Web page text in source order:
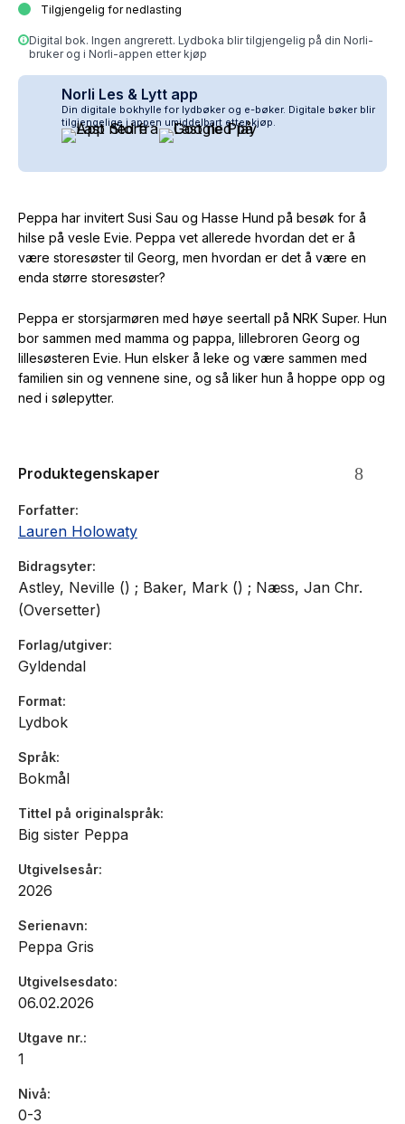
Tilgjengelig for nedlasting
Digital bok. Ingen angrerett. Lydboka blir tilgjengelig på din Norli-
bruker og i Norli-appen etter kjøp
Norli Les & Lytt app
Din digitale bokhylle for lydbøker og e-bøker. Digitale bøker blir
tilgjengelige i appen umiddelbart etter kjøp.
Peppa har invitert Susi Sau og Hasse Hund på besøk for å
hilse på vesle Evie. Peppa vet allerede hvordan det er å
være storesøster til Georg, men hvordan er det å være en
enda større storesøster?
Peppa er storsjarmøren med høye seertall på NRK Super. Hun
bor sammen med mamma og pappa, lillebroren Georg og
lillesøsteren Evie. Hun elsker å leke og være sammen med
familien sin og vennene sine, og så liker hun å hoppe opp og
ned i sølepytter.
Produktegenskaper
Forfatter
Lauren Holowaty
Bidragsyter
Astley, Neville () ; Baker, Mark () ; Næss, Jan Chr.
(Oversetter)
Forlag/utgiver
Gyldendal
Format
Lydbok
Språk
Bokmål
Tittel på originalspråk
Big sister Peppa
Utgivelsesår
2026
Serienavn
Peppa Gris
Utgivelsesdato
06.02.2026
Utgave nr.
1
Nivå
0-3